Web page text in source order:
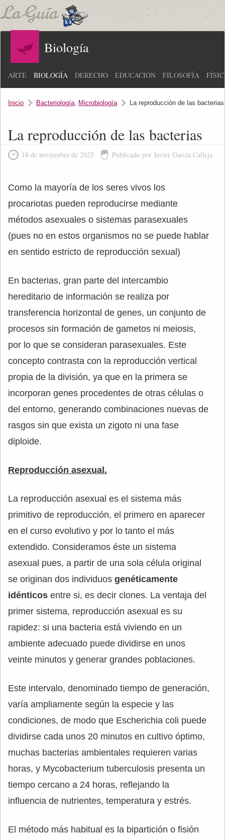
Biología
ARTE BIOLOGÍA DERECHO EDUCACIÓN FILOSOFÍA
Inicio Bacteriología, Microbiología La reproducción de las bacterias
La reproducción de las bacterias
18 de noviembre de 2025 Publicado por Javier García Calleja
Como la mayoría de los seres vivos los
procariotas pueden reproducirse mediante
métodos asexuales o sistemas parasexuales
(pues no en estos organismos no se puede hablar
en sentido estricto de reproducción sexual)
En bacterias, gran parte del intercambio
hereditario de información se realiza por
transferencia horizontal de genes, un conjunto de
procesos sin formación de gametos ni meiosis,
por lo que se consideran parasexuales. Este
concepto contrasta con la reproducción vertical
propia de la división, ya que en la primera se
incorporan genes procedentes de otras células o
del entorno, generando combinaciones nuevas de
rasgos sin que exista un zigoto ni una fase
diploide.
Reproducción asexual.
La reproducción asexual es el sistema más
primitivo de reproducción, el primero en aparecer
en el curso evolutivo y por lo tanto el más
extendido. Consideramos éste un sistema
asexual pues, a partir de una sola célula original
se originan dos individuos genéticamente
idénticos entre si, es decir clones. La ventaja del
primer sistema, reproducción asexual es su
rapidez: si una bacteria está viviendo en un
ambiente adecuado puede dividirse en unos
veinte minutos y generar grandes poblaciones.
Este intervalo, denominado tiempo de generación,
varía ampliamente según la especie y las
condiciones, de modo que Escherichia coli puede
dividirse cada unos 20 minutos en cultivo óptimo,
muchas bacterias ambientales requieren varias
horas, y Mycobacterium tuberculosis presenta un
tiempo cercano a 24 horas, reflejando la
influencia de nutrientes, temperatura y estrés.
El método más habitual es la bipartición o fisión